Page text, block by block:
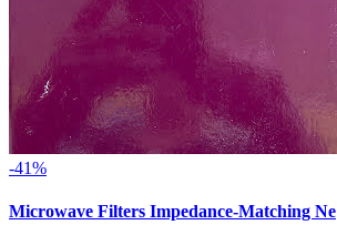
-41%
Microwave Filters Impedance-Matching Ne